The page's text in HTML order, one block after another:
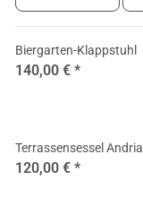
Biergarten-Klappstuhl
140,00 € *
Terrassensessel Andria
120,00 € *